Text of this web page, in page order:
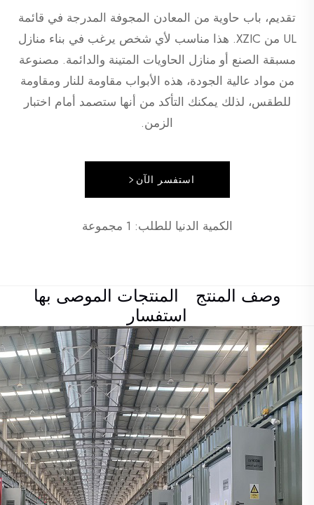
تقديم، باب حاوية من المعادن المجوفة المدرجة في قائمة
UL من XZIC. هذا مناسب لأي شخص يرغب في بناء منازل
مسبقة الصنع أو منازل الحاويات المتينة والدائمة. مصنوعة
من مواد عالية الجودة، هذه الأبواب مقاومة للنار ومقاومة
للطقس، لذلك يمكنك التأكد من أنها ستصمد أمام اختبار
الزمن.
استفسر الآن
الكمية الدنيا للطلب: 1 مجموعة
وصف المنتج
المنتجات الموصى بها
استفسار